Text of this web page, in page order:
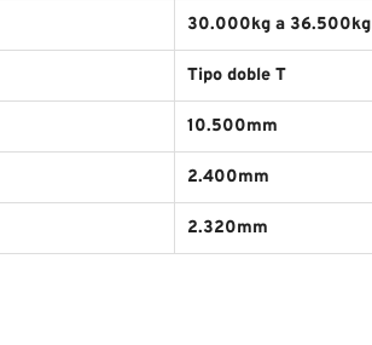
30.000kg a 36.500kg
Tipo doble T
10.500mm
2.400mm
2.320mm